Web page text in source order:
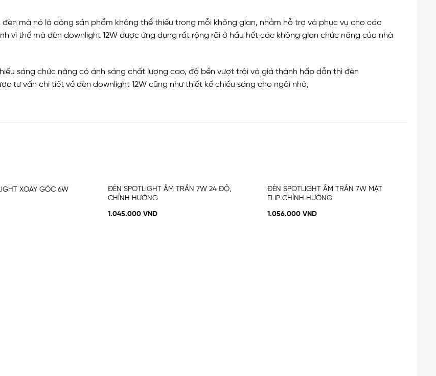
mà nó là dòng sản phẩm không thể thiếu trong mỗi không gian, nhằm hỗ trợ và phục vụ cho các
vì thế mà đèn downlight 12W được ứng dụng rất rộng rãi ở hầu hết các không gian chức năng của nhà
sáng chức năng có ánh sáng chất lượng cao, độ bền vượt trội và giá thành hấp dẫn thì đèn
tư vấn chi tiết về đèn downlight 12W cũng như thiết kế chiếu sáng cho ngôi nhà,
Add
XOAY GÓC 6W
Add
ĐÈN SPOTLIGHT ÂM TRẦN 7W 24 ĐỘ,
CHỈNH HƯỚNG
1.045.000 VND
Add
ĐÈN SPOTLIGHT ÂM TRẦN 7W MẶT
ELIP CHỈNH HƯỚNG
1.056.000VND